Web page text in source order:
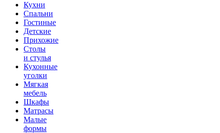
Кухни
Спальни
Гостиные
Детские
Прихожие
Столы
и стулья
Кухонные
уголки
Мягкая
мебель
Шкафы
Матрасы
Малые
формы